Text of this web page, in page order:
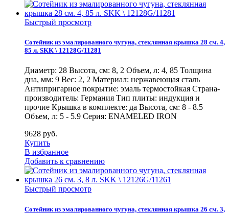
Быстрый просмотр
Сотейник из эмалированного чугуна, стеклянная крышка 28 см. 4,
85 л. SKK \ 12128G/11281
Диаметр: 28 Высота, см: 8, 2 Объем, л: 4, 85 Толщина
дна, мм: 9 Вес: 2, 2 Материал: нержавеющая сталь
Антипригарное покрытие: эмаль термостойкая Страна-
производитель: Германия Тип плиты: индукция и
прочие Крышка в комплекте: да Высота, см: 8 - 8.5
Объем, л: 5 - 5.9 Серия: ENAMELED IRON
9628 руб.
Купить
В избранное
Добавить к сравнению
Быстрый просмотр
Сотейник из эмалированного чугуна, стеклянная крышка 26 см. 3,